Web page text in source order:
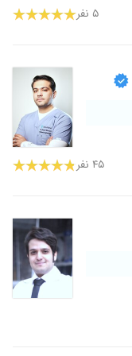
۵ نفر
۴۵ نفر